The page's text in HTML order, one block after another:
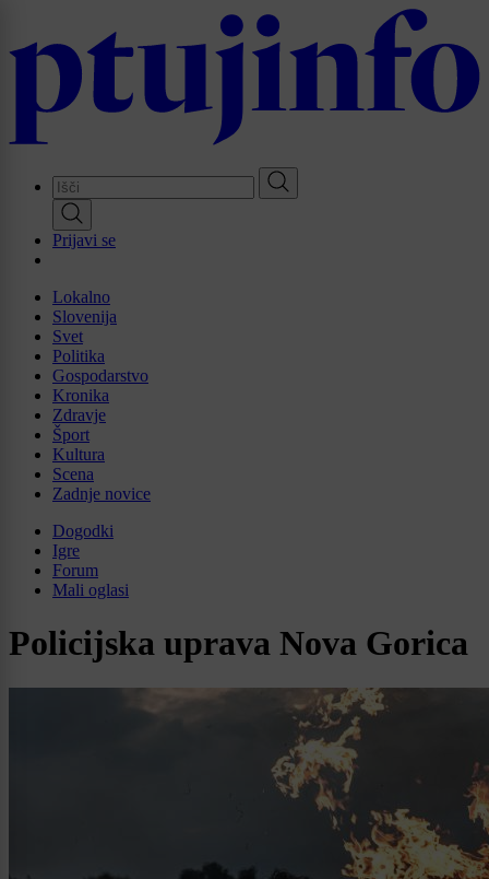
main
Prijavi se
Lokalno
Slovenija
Svet
Politika
Gospodarstvo
Kronika
Zdravje
Šport
Kultura
Scena
Zadnje novice
Dogodki
Igre
Forum
Mali oglasi
Policijska uprava Nova Gorica